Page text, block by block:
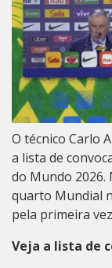
O técnico Carlo
a lista de
do Mundo 2026.
quarto Mundial
pela primeira
Veja a lista de